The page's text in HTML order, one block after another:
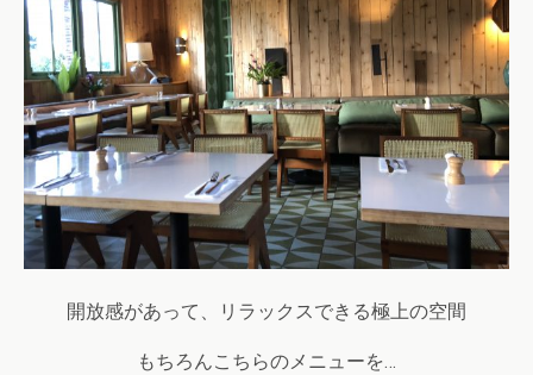
開放感があって、リラックスできる極上の空間
もちろんこちらのメニューを…